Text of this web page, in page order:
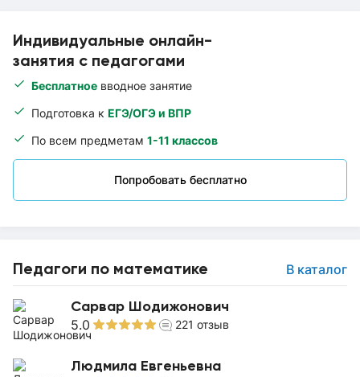
Индивидуальные онлайн-
занятия с педагогами
Бесплатное вводное занятие
Подготовка к ЕГЭ/ОГЭ и ВПР
По всем предметам 1-11 классов
Попробовать бесплатно
Педагоги по математике В каталог
Сарвар Шодижонович
5.0 221 отзыв
Людмила Евгеньевна